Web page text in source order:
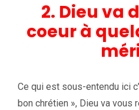
2. Dieu va
coeur à
Ce qui est sous-entendu ici
bon chrétien », Dieu va vous